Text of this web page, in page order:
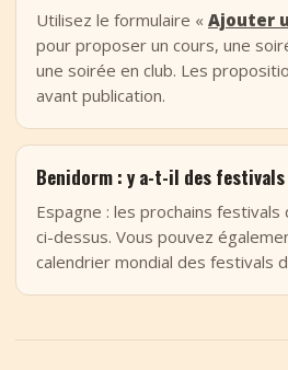
Utilisez le formulaire « Ajouter
pour proposer un cours, une
une soirée en club. Les
avant publication.
Benidorm : y a-t-il des festivals
Espagne : les prochains
ci-dessus. Vous pouvez
calendrier mondial des festivals